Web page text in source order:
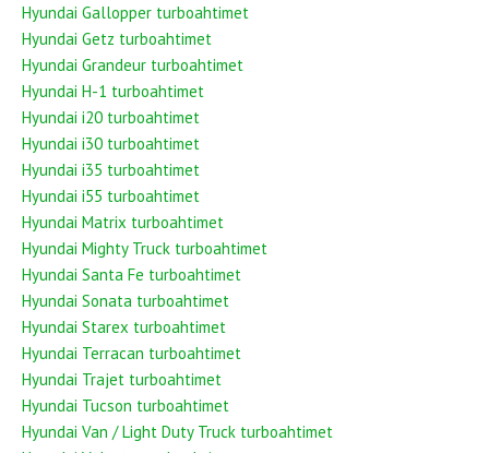
Hyundai Gallopper turboahtimet
Hyundai Getz turboahtimet
Hyundai Grandeur turboahtimet
Hyundai H-1 turboahtimet
Hyundai i20 turboahtimet
Hyundai i30 turboahtimet
Hyundai i35 turboahtimet
Hyundai i55 turboahtimet
Hyundai Matrix turboahtimet
Hyundai Mighty Truck turboahtimet
Hyundai Santa Fe turboahtimet
Hyundai Sonata turboahtimet
Hyundai Starex turboahtimet
Hyundai Terracan turboahtimet
Hyundai Trajet turboahtimet
Hyundai Tucson turboahtimet
Hyundai Van / Light Duty Truck turboahtimet